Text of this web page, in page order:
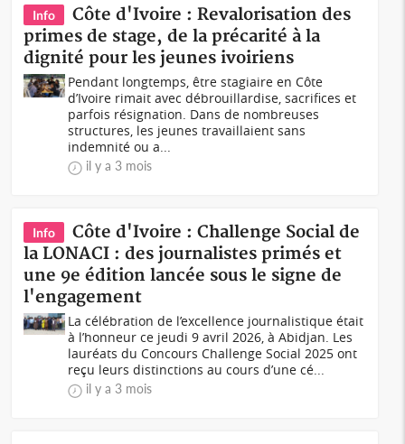
Info
Côte d'Ivoire : Revalorisation des
primes de stage, de la précarité à la
dignité pour les jeunes ivoiriens
Pendant longtemps, être stagiaire en Côte
d’Ivoire rimait avec débrouillardise, sacrifices et
parfois résignation. Dans de nombreuses
structures, les jeunes travaillaient sans
indemnité ou a...
il y a 3 mois
Info
Côte d'Ivoire : Challenge Social de
la LONACI : des journalistes primés et
une 9e édition lancée sous le signe de
l'engagement
La célébration de l’excellence journalistique était
à l’honneur ce jeudi 9 avril 2026, à Abidjan. Les
lauréats du Concours Challenge Social 2025 ont
reçu leurs distinctions au cours d’une cé...
il y a 3 mois